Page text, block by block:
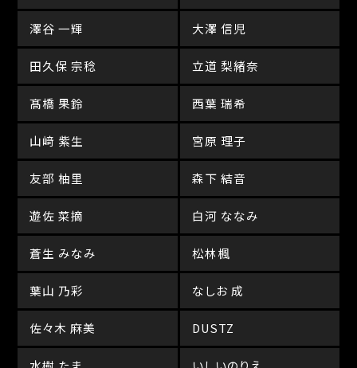
澤谷 一輝 大澤 信児
田久保 宗稔 立道 梨緒奈
髙橋 果鈴 西葉 瑞希
山﨑 紫生 宮原 理子
友部 柚里 森下 結音
遊佐 菜摘 白河 ななみ
蒼生 みなみ 松林楓
葉山 乃彩 なしお 成
佐々木 麻美 DUSTZ